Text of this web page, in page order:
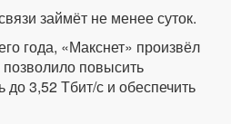
займёт не менее суток.
года, «Макснет» произвёл
повысить
до 3,52 Тбит/с и обеспечить